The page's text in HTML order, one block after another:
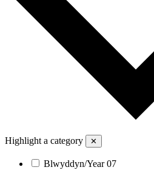
Highlight a category ✕
Blwyddyn/Year 07